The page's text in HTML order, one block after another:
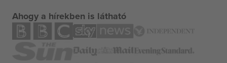
Ahogy a hírekben is látható